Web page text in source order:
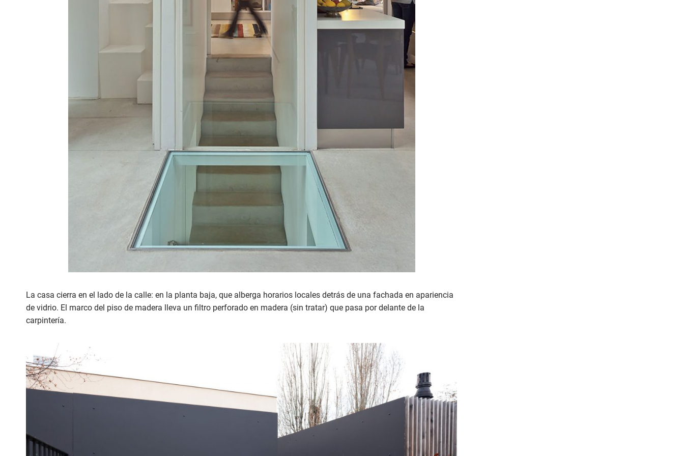
La casa cierra en el lado de la calle: en la planta baja, que alberga horarios locales detrás de una fachada en apariencia
de vidrio. El marco del piso de madera lleva un filtro perforado en madera (sin tratar) que pasa por delante de la
carpintería.